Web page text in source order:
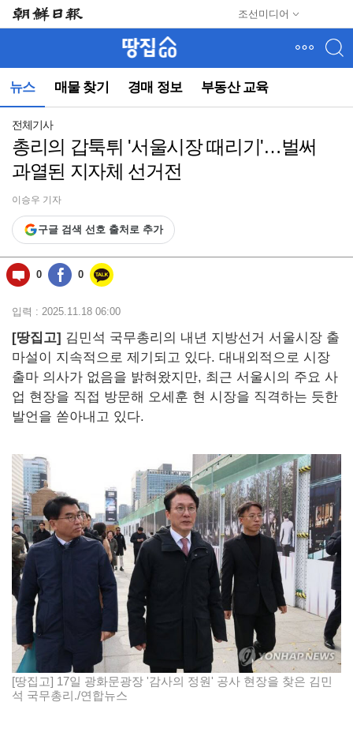
조선미디어
뉴스 매물 찾기 경매 정보 부동산 교육
뉴
(컨
동)
전체기사
총리의 갑툭튀 '서울시장 때리기'…벌써
과열된 지자체 선거전
이승우 기자
구글 검색 선호 출처로 추가
0 0
입력 : 2025.11.18 06:00
[땅집고] 김민석 국무총리의 내년 지방선거 서울시장 출
마설이 지속적으로 제기되고 있다. 대내외적으로 시장
출마 의사가 없음을 밝혀왔지만, 최근 서울시의 주요 사
업 현장을 직접 방문해 오세훈 현 시장을 직격하는 듯한
발언을 쏟아내고 있다.
[땅집고] 17일 광화문광장 '감사의 정원' 공사 현장을 찾은 김민
석 국무총리./연합뉴스